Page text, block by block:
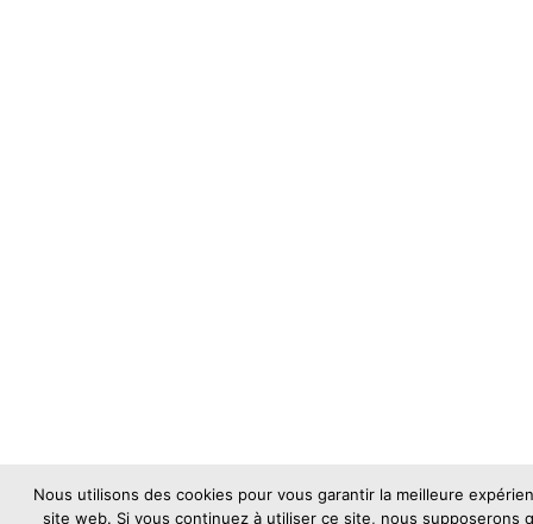
Nous utilisons des cookies pour vous garantir la meilleure
site web. Si vous continuez à utiliser ce site, nous supposerons